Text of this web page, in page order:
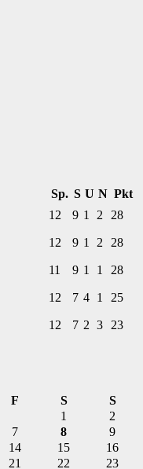
Sp. S U N Pkt
12 9 1 2 28
12 9 1 2 28
11 9 1 1 28
12 7 4 1 25
12 7 2 3 23
F S
S
1
2
7 8
9
14 15
16
21 22 23